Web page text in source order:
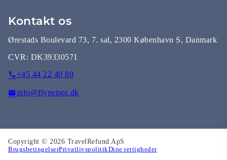
Kontakt os
Ørestads Boulevard 73, 7. sal, 2300 København S, Danmark
CVR: DK39330571
+45 44 22 40 80
info@flypenge.dk
Copyright © 2026 TravelRefund ApS
BrugsbetingelserPrivatlivspolitikDine rettigheder